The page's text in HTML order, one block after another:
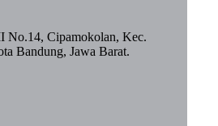
No.14, Cipamokolan, Kec.
Bandung, Jawa Barat.